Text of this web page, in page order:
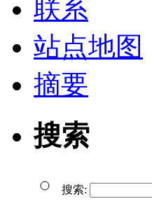
联系
站点地图
摘要
搜索
搜索: